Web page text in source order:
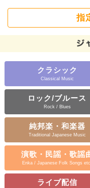
指
クラシック
Classical Music
ロック/ブルース
Rock / Blues
純邦楽・和楽器
Traditional Japanese Music
演歌・民謡・歌謡
Enka / Japanese Folk Songs
ライブ配信